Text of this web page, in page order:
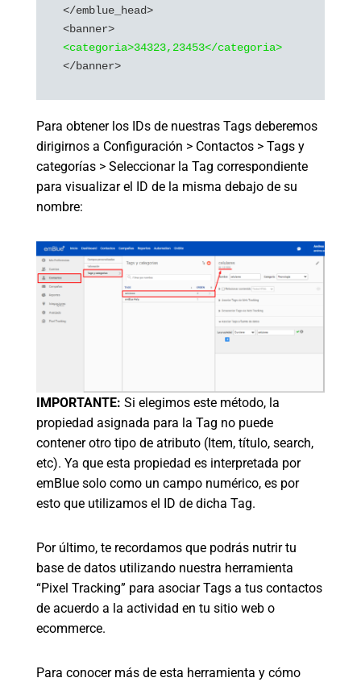
</emblue_head>
<categoria>34323,23453</categoria>
Para obtener los IDs de nuestras Tags deberemos
dirigirnos a Configuración > Contactos > Tags y
categorías > Seleccionar la Tag correspondiente
para visualizar el ID de la misma debajo de su
nombre:
IMPORTANTE: Si elegimos este método, la
propiedad asignada para la Tag no puede
contener otro tipo de atributo (Item, título, search,
etc). Ya que esta propiedad es interpretada por
emBlue solo como un campo numérico, es por
esto que utilizamos el ID de dicha Tag.
Por último, te recordamos que podrás nutrir tu
base de datos utilizando nuestra herramienta
“Pixel Tracking” para asociar Tags a tus contactos
de acuerdo a la actividad en tu sitio web o
ecommerce.
Para conocer más de esta herramienta y cómo